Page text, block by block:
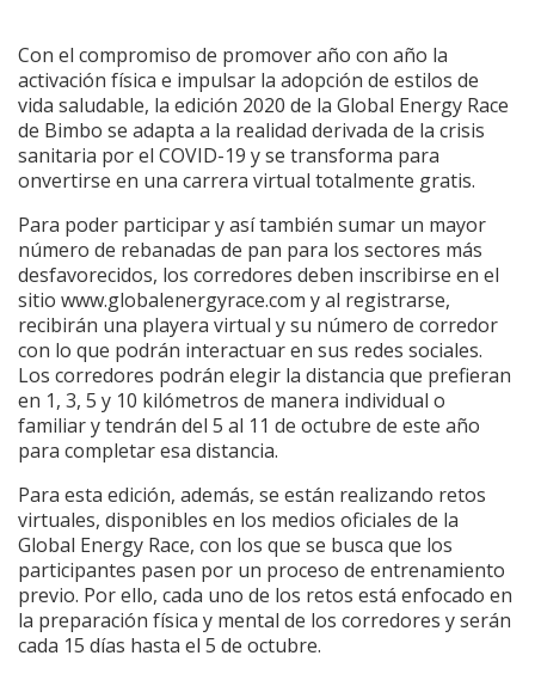
Con el compromiso de promover año con año la
activación física e impulsar la adopción de estilos de
vida saludable, la edición 2020 de la Global Energy Race
de Bimbo se adapta a la realidad derivada de la crisis
sanitaria por el COVID-19 y se transforma para
onvertirse en una carrera virtual totalmente gratis.
Para poder participar y así también sumar un mayor
número de rebanadas de pan para los sectores más
desfavorecidos, los corredores deben inscribirse en el
sitio www.globalenergyrace.com y al registrarse,
recibirán una playera virtual y su número de corredor
con lo que podrán interactuar en sus redes sociales.
Los corredores podrán elegir la distancia que prefieran
en 1, 3, 5 y 10 kilómetros de manera individual o
familiar y tendrán del 5 al 11 de octubre de este año
para completar esa distancia.
Para esta edición, además, se están realizando retos
virtuales, disponibles en los medios oficiales de la
Global Energy Race, con los que se busca que los
participantes pasen por un proceso de entrenamiento
previo. Por ello, cada uno de los retos está enfocado en
la preparación física y mental de los corredores y serán
cada 15 días hasta el 5 de octubre.